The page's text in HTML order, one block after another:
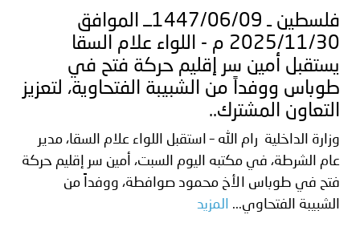
فلسطين ـ 1447/06/09ــ الموافق
2025/11/30 م - اللواء علام السقا
يستقبل أمين سر إقليم حركة فتح في
طوباس ووفداً من الشبيبة الفتحاوية، لتعزيز
التعاون المشترك..
وزارة الداخلية رام الله – استقبل اللواء علام السقا، مدير
عام الشرطة، في مكتبه اليوم السبت، أمين سر إقليم حركة
فتح في طوباس الأخ محمود صوافطة، ووفداً من
الشبيبة الفتحاوي...
المزيد